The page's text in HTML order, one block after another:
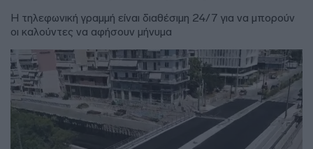
Η τηλεφωνική γραμμή είναι διαθέσιμη 24/7 για να μπορούν
οι καλούντες να αφήσουν μήνυμα